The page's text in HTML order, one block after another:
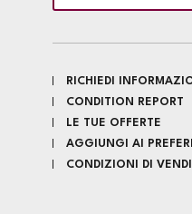
RICHIEDI
CONDITION REPORT
LE TUE OFFERTE
AGGIUNGI AI
CONDIZIONI DI